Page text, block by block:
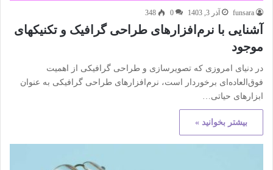
funsara آذر 3, 1403 0
348
آشنایی با نرم‌افزارهای طراحی گرافیک و تکنیکهای
موجود
در دنیای امروزی که تصویرسازی و طراحی گرافیکی از اهمیت
فوق‌العاده‌ای برخوردار است، نرم‌افزارهای طراحی گرافیکی به عنوان
ابزارهای حیاتی…
بیشتر بخوانید »